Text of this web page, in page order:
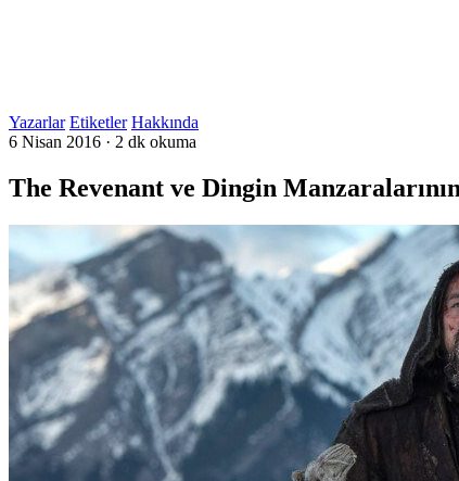
Yazarlar Etiketler Hakkında
6 Nisan 2016 · 2 dk okuma
The Revenant ve Dingin